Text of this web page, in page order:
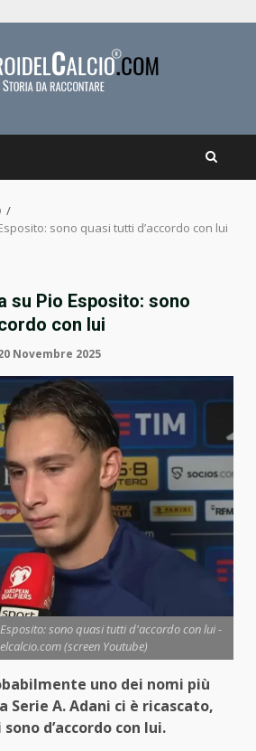
sono quasi tutti d’accordo con lui
su Pio Esposito: sono
con lui
Novembre 2025
sono quasi tutti d'accordo con lui -
(screen Youtube)
uno dei nomi più
Serie A. Adani ci è ricascato,
d’accordo con lui.